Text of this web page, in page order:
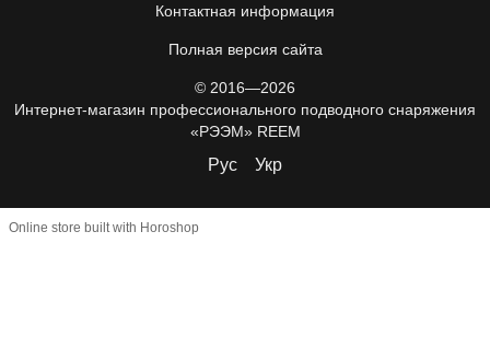
Контактная информация
Полная версия сайта
© 2016—2026
Интернет-магазин профессионального подводного снаряжения
«РЭЭМ» REEM
Рус Укр
Online store built with Horoshop